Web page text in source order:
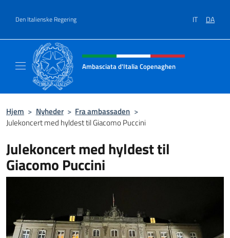
Den Italienske Regering IT DA
Hjemmesidehoved, sociale
Ambasciata d'Italia Copenaghen
Hjem > Nyheder > Fra ambassaden >
Julekoncert med hyldest til Giacomo Puccini
Julekoncert med hyldest til
Giacomo Puccini